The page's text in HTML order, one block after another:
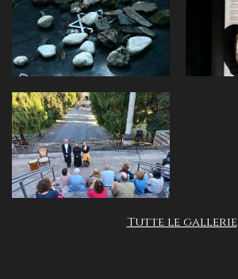
Tutte le gallerie